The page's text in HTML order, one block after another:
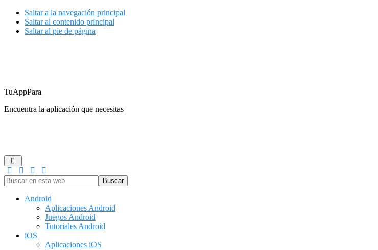
Saltar a la navegación principal
Saltar al contenido principal
Saltar al pie de página
TuAppPara
Encuentra la aplicación que necesitas
Buscar
en
Android
Aplicaciones Android
Juegos Android
Tutoriales Android
iOS
Aplicaciones iOS